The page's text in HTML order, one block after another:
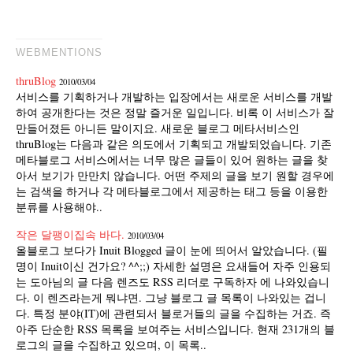
WEBMENTIONS
thruBlog 2010/03/04
서비스를 기획하거나 개발하는 입장에서는 새로운 서비스를 개발
하여 공개한다는 것은 정말 즐거운 일입니다. 비록 이 서비스가 잘
만들어졌든 아니든 말이지요. 새로운 블로그 메타서비스인
thruBlog는 다음과 같은 의도에서 기획되고 개발되었습니다. 기존
메타블로그 서비스에서는 너무 많은 글들이 있어 원하는 글을 찾
아서 보기가 만만치 않습니다. 어떤 주제의 글을 보기 원할 경우에
는 검색을 하거나 각 메타블로그에서 제공하는 태그 등을 이용한
분류를 사용해야..
작은 달팽이집속 바다. 2010/03/04
올블로그 보다가 Inuit Blogged 글이 눈에 띄어서 알았습니다. (필
명이 Inuit이신 건가요? ^^;;) 자세한 설명은 요새들어 자주 인용되
는 도아님의 글 다음 렌즈도 RSS 리더로 구독하자 에 나와있습니
다. 이 렌즈라는게 뭐냐면. 그냥 블로그 글 목록이 나와있는 겁니
다. 특정 분야(IT)에 관련되서 블로거들의 글을 수집하는 거죠. 즉
아주 단순한 RSS 목록을 보여주는 서비스입니다. 현재 231개의 블
로그의 글을 수집하고 있으며, 이 목록..